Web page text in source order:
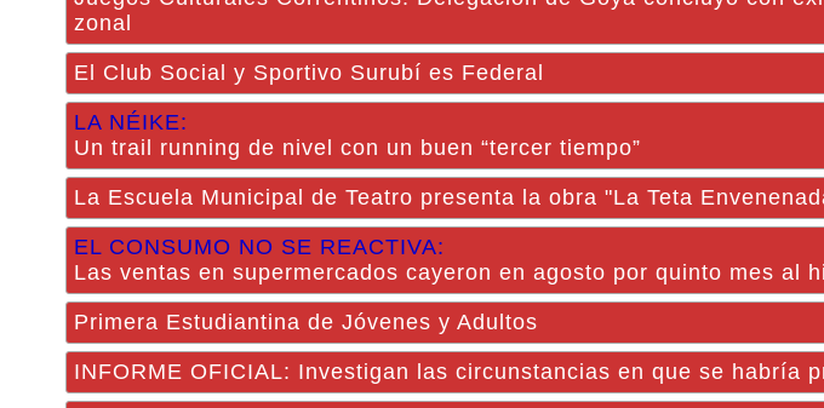
zonal
El Club Social y Sportivo Surubí es Federal
LA NÉIKE:
Un trail running de nivel con un buen “tercer tiempo”
La Escuela Municipal de Teatro presenta la obra "La Teta
EL CONSUMO NO SE REACTIVA:
Las ventas en supermercados cayeron en agosto por quinto mes al
Primera Estudiantina de Jóvenes y Adultos
INFORME OFICIAL: Investigan las circunstancias en que se habría